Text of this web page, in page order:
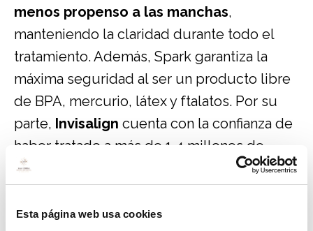
Esta página web usa cookies
menos propenso a las manchas,
manteniendo la claridad durante todo el
tratamiento. Además, Spark garantiza la
máxima seguridad al ser un producto libre
de BPA, mercurio, látex y ftalatos. Por su
parte, Invisalign cuenta con la confianza de
haber tratado a más de 1,4 millones de
personas, ofreciendo un material patentado
Planificación digital y precisión del